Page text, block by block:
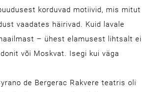
korduvad motiivid, mis mitut
vaadates häirivad. Kuid lavale
– ühest elamusest lihtsalt ei
või Moskvat. Isegi kui väga
de Bergerac Rakvere teatris oli